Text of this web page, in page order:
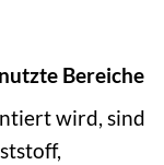
Bereiche
wird, sind